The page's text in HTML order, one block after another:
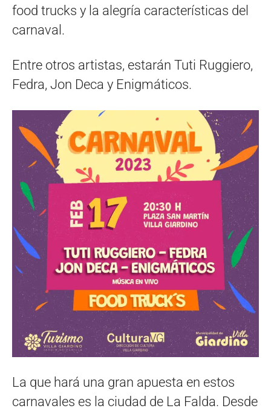
food trucks y la alegría características del
carnaval.
Entre otros artistas, estarán Tuti Ruggiero,
Fedra, Jon Deca y Enigmáticos.
La que hará una gran apuesta en estos
carnavales es la ciudad de La Falda. Desde